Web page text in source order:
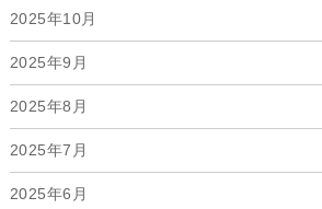
2025年10月
2025年9月
2025年8月
2025年7月
2025年6月